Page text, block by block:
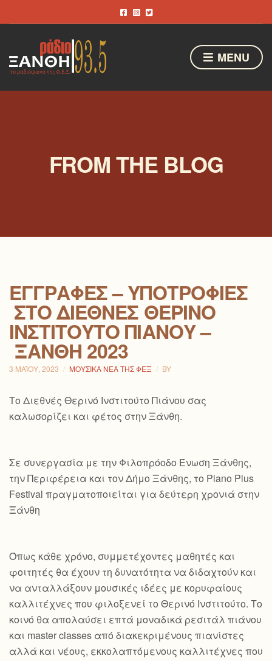
MENU
FROM THE BLOG
ΕΓΓΡΑΦΈΣ – ΥΠΟΤΡΟΦΊΕΣ
ΣΤΟ ΔΙΕΘΝΈΣ ΘΕΡΙΝΌ
ΙΝΣΤΙΤΟΎΤΟ ΠΙΆΝΟΥ –
ΞΆΝΘΗ 2023
3 ΜΑΪ́ΟΥ, 2023 ΜΟΥΣΙΚΆ ΝΈΑ ΤΗΣ ΦΕΞ BY
Το Διεθνές Θερινό Ινστιτούτο Πιάνου σας
καλωσορίζει και φέτος στην Ξάνθη.
Σε συνεργασία με την Φιλοπρόοδο Ένωση Ξάνθης,
την Περιφέρεια και τον Δήμο Ξάνθης, το Piano Plus
Festival πραγματοποιείται για δεύτερη χρονιά στην
Ξάνθη
Όπως κάθε χρόνο, συμμετέχοντες μαθητές και
φοιτητές θα έχουν τη δυνατότητα να διδαχτούν και
να ανταλλάξουν μουσικές ιδέες με κορυφαίους
καλλιτέχνες που φιλοξενεί το Θερινό Ινστιτούτο. Το
κοινό θα απολαύσει επτά μοναδικά ρεσιτάλ πιάνου
και master classes από διακεκριμένους πιανίστες
αλλά και νέους, εκκολαπτόμενους καλλιτέχνες που